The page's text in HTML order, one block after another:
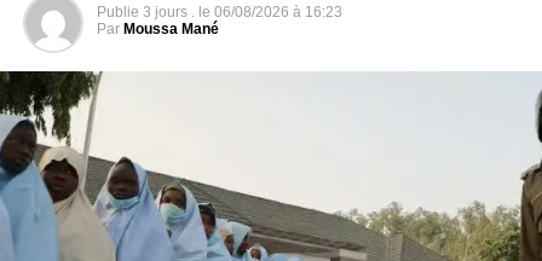
marquant un retour rapide aux responsabilités
institutionnelles.
Cette élection intervient dans un contexte de
recomposition institutionnelle au Bénin. Avec la création
du Sénat, les autorités entendent instaurer un nouvel
équilibre des pouvoirs et renforcer les mécanismes de
gouvernance.
Publie 3 jours . le 06/08/2026 à 16:23
Par Moussa Mané